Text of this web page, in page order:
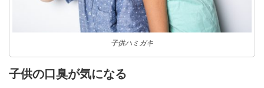
子供ハミガキ
子供の口臭が気になる